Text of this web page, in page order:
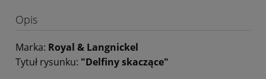
Opis
Marka: Royal & Langnickel
Tytuł rysunku: "Delfiny skaczące"